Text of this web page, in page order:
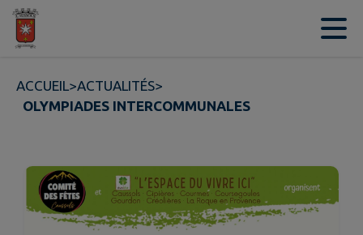
Contenu
ACCUEIL>ACTUALITÉS>
OLYMPIADES INTERCOMMUNALES